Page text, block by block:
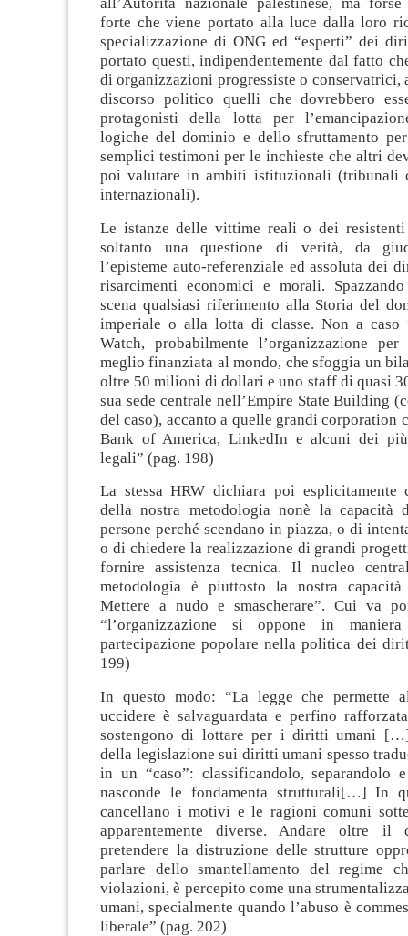
all’Autorità nazionale palestinese, ma
forte che viene portato alla luce dalla loro
specializzazione di ONG ed “esperti” dei
portato questi, indipendentemente dal fatto
di organizzazioni progressiste o conservatrici,
discorso politico quelli che dovrebbero
protagonisti della lotta per
logiche del dominio e dello sfruttamento
semplici testimoni per le inchieste che altri
poi valutare in ambiti istituzionali
internazionali).
Le istanze delle vittime reali o dei
soltanto una questione di verità, da
l’episteme auto-referenziale ed assoluta dei
risarcimenti economici e morali.
scena qualsiasi riferimento alla Storia del
imperiale o alla lotta di classe. Non a caso
Watch, probabilmente l’organizzazione
meglio finanziata al mondo, che sfoggia un
oltre 50 milioni di dollari e uno staff di quasi
sua sede centrale nell’Empire State Building
del caso), accanto a quelle grandi corporation
Bank of America, LinkedIn e alcuni dei
legali” (pag. 198)
La stessa HRW dichiara poi esplicitamente
della nostra metodologia nonè la capacità
persone perché scendano in piazza, o di
o di chiedere la realizzazione di grandi
fornire assistenza tecnica. Il nucleo
metodologia è piuttosto la nostra
Mettere a nudo e smascherare”. Cui va
“l’organizzazione si oppone in
partecipazione popolare nella politica dei
199)
In questo modo: “La legge che permette
uccidere è salvaguardata e perfino
sostengono di lottare per i diritti umani […]
della legislazione sui diritti umani spesso
in un “caso”: classificandolo, separandolo
nasconde le fondamenta strutturali[…] In
cancellano i motivi e le ragioni comuni
apparentemente diverse. Andare oltre il
pretendere la distruzione delle strutture
parlare dello smantellamento del regime
violazioni, è percepito come una
umani, specialmente quando l’abuso è
liberale” (pag. 202)